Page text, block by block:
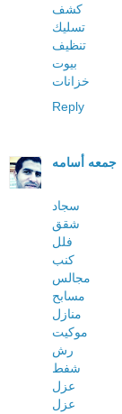
كشف
تسليك
تنظيف
بيوت
خزانات
Reply
جمعه أسامه
سجاد
شقق
فلل
كنب
مجالس
مسابح
منازل
موكيت
رش
شفط
عزل
عزل